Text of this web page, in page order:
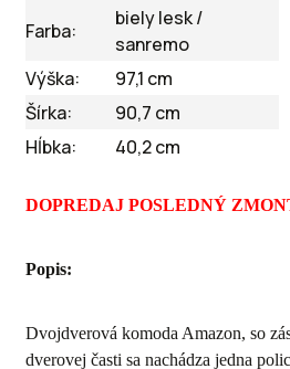
Farba:
biely lesk /
sanremo
Výška:
97,1 cm
Šírka:
90,7 cm
Hĺbka:
40,2 cm
DOPREDAJ POSLEDNÝ
Popis:
Dvojdverová komoda Amazon, so
dverovej časti sa nachádza jedna